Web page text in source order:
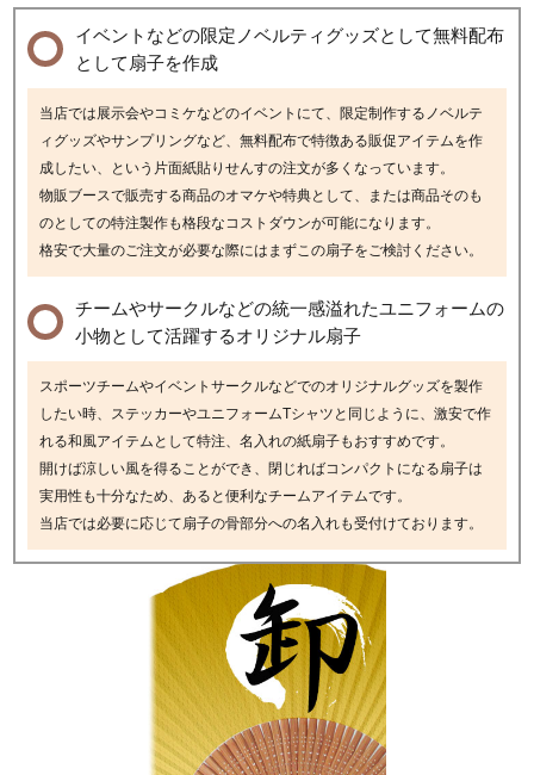
イベントなどの限定ノベルティグッズとして無料配布
として扇子を作成
当店では展示会やコミケなどのイベントにて、限定制作するノベルテ
ィグッズやサンプリングなど、無料配布で特徴ある販促アイテムを作
成したい、という片面紙貼りせんすの注文が多くなっています。
物販ブースで販売する商品のオマケや特典として、または商品そのも
のとしての特注製作も格段なコストダウンが可能になります。
格安で大量のご注文が必要な際にはまずこの扇子をご検討ください。
チームやサークルなどの統一感溢れたユニフォームの
小物として活躍するオリジナル扇子
スポーツチームやイベントサークルなどでのオリジナルグッズを製作
したい時、ステッカーやユニフォームTシャツと同じように、激安で作
れる和風アイテムとして特注、名入れの紙扇子もおすすめです。
開けば涼しい風を得ることができ、閉じればコンパクトになる扇子は
実用性も十分なため、あると便利なチームアイテムです。
当店では必要に応じて扇子の骨部分への名入れも受付けております。